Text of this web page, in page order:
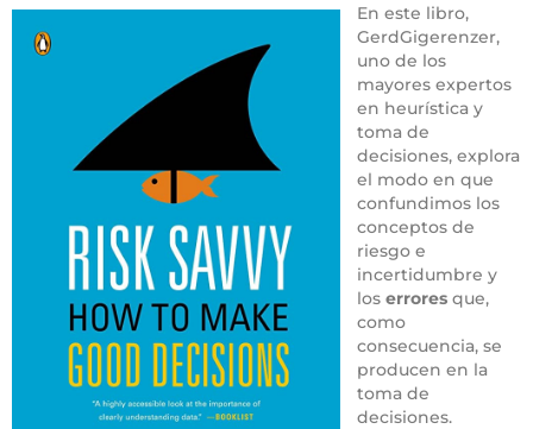
En este libro,
GerdGigerenzer,
uno de los
mayores expertos
en heurística y
toma de
decisiones, explora
el modo en que
confundimos los
conceptos de
riesgo e
incertidumbre y
los errores que,
como
consecuencia, se
producen en la
toma de
decisiones.